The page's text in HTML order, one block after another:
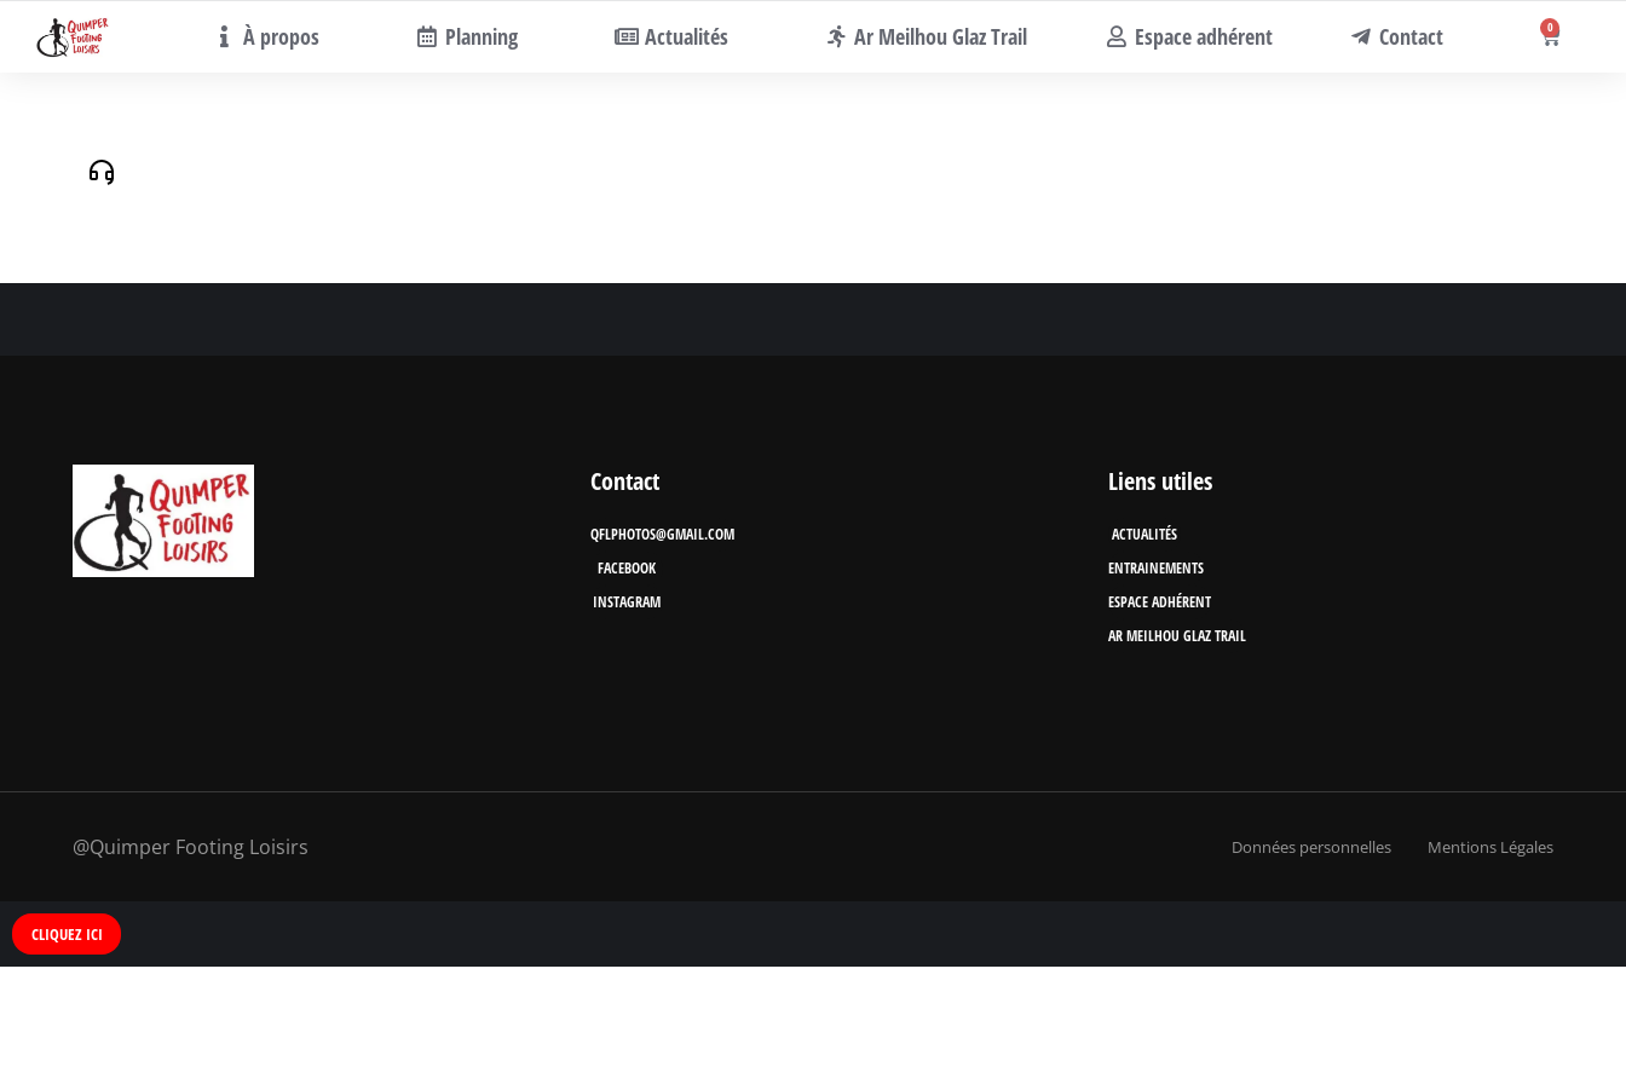
À propos Planning Actualités Ar Meilhou Glaz Trail Espace adhérent Contact 0
Contact
QFLPHOTOS@GMAIL.COM
FACEBOOK
INSTAGRAM
Liens utiles
ACTUALITÉS
ENTRAINEMENTS
ESPACE ADHÉRENT
AR MEILHOU GLAZ TRAIL
@Quimper Footing Loisirs Données personnelles Mentions Légales
CLIQUEZ ICI